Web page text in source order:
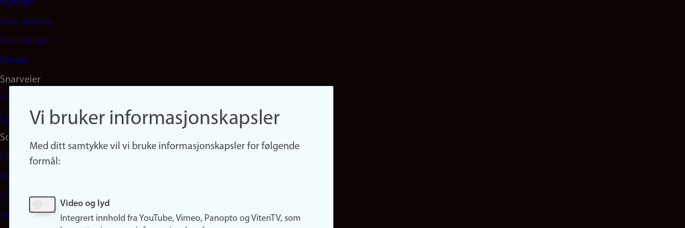
navigation
(no)
Kontakt
Finn ansatte
Finn forsker
Presse
Snarveier
Finn studier
Ledige stillinger
Sosiale medier
Facebook
Instagram
LinkedIn
Snapchat
Vi bruker informasjonskapsler
Med ditt samtykke vil vi bruke informasjonskapsler for følgende
formål:
Video og lyd
Integrert innhold fra YouTube, Vimeo, Panopto og VitenTV, som